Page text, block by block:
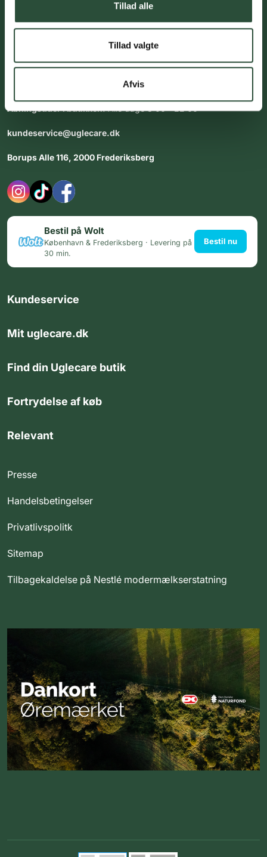
Tillad alle
Tillad valgte
Afvis
rådgivning
Vores team af uddannede medarbejdere står klar til at hjælpe
Åbningstider i butikken:Alle dage 8:00 - 22:00
kundeservice@uglecare.dk
Borups Alle 116, 2000 Frederiksberg
Bestil på Wolt
København & Frederiksberg · Levering på
30 min.
Bestil nu
Kundeservice
Mit uglecare.dk
Find din Uglecare butik
Fortrydelse af køb
Relevant
Presse
Handelsbetingelser
Privatlivspolitk
Sitemap
Tilbagekaldelse på Nestlé modermælkserstatning